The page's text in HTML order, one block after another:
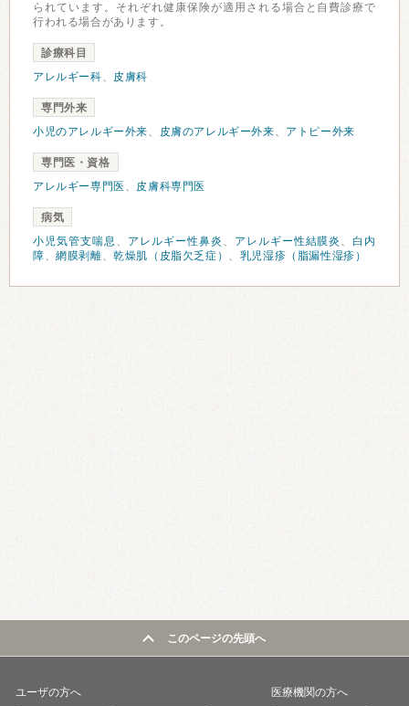
られています。それぞれ健康保険が適用される場合と自費診療で
行われる場合があります。
診療科目
アレルギー科、 皮膚科
専門外来
小児のアレルギー外来、 皮膚のアレルギー外来、 アトピー外来
専門医・資格
アレルギー専門医 、 皮膚科専門医
病気
小児気管支喘息 、 アレルギー性鼻炎 、 アレルギー性結膜炎 、白内
障、網膜剥離、乾燥肌（皮脂欠乏症） 、 乳児湿疹（脂漏性湿疹）
このページの先頭へ
ユーザの方へ 医療機関の方へ